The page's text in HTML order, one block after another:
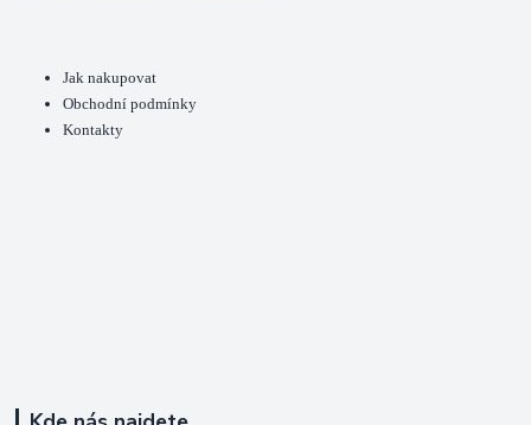
Jak nakupovat
Obchodní podmínky
Kontakty